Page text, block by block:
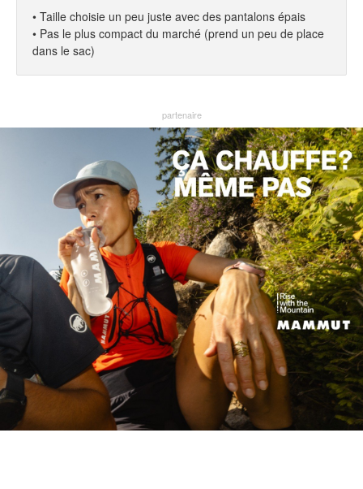
• Taille choisie un peu juste avec des pantalons épais
• Pas le plus compact du marché (prend un peu de place
dans le sac)